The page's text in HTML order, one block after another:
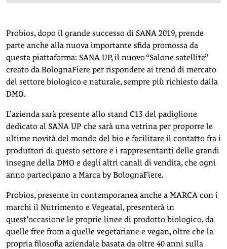
Probios, dopo il grande successo di SANA 2019, prende
parte anche alla nuova importante sfida promossa da
questa piattaforma: SANA UP, il nuovo “Salone satellite”
creato da BolognaFiere per rispondere ai trend di mercato
del settore biologico e naturale, sempre più richiesto dalla
DMO.
L’azienda sarà presente allo stand C13 del padiglione
dedicato al SANA UP che sarà una vetrina per proporre le
ultime novità del mondo del bio e facilitare il contatto fra i
produttori di questo settore e i rappresentanti delle grandi
insegne della DMO e degli altri canali di vendita, che ogni
anno partecipano a Marca by BolognaFiere.
Probios, presente in contemporanea anche a MARCA con i
marchi il Nutrimento e Vegeatal, presenterà in
quest’occasione le proprie linee di prodotto biologico, da
quelle free from a quelle vegetariane e vegan, oltre che la
propria filosofia aziendale basata da oltre 40 anni sulla